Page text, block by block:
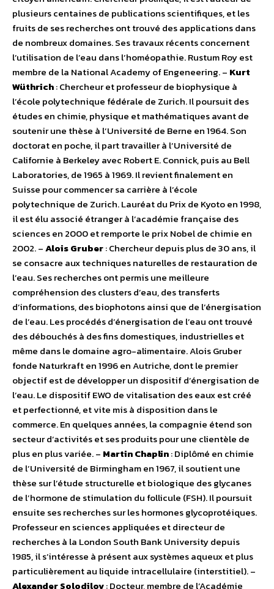
plusieurs centaines de publications scientifiques, et les
fruits de ses recherches ont trouvé des applications dans
de nombreux domaines. Ses travaux récents concernent
l’utilisation de l’eau dans l’homéopathie. Rustum Roy est
membre de la National Academy of Engeneering. – Kurt
Wüthrich: Chercheur et professeur de biophysique à
l’école polytechnique fédérale de Zurich. Il poursuit des
études en chimie, physique et mathématiques avant de
soutenir une thèse à l’Université de Berne en 1964. Son
doctorat en poche, il part travailler à l’Université de
Californie à Berkeley avec Robert E. Connick, puis au Bell
Laboratories, de 1965 à 1969. Il revient finalement en
Suisse pour commencer sa carrière à l’école
polytechnique de Zurich. Lauréat du Prix de Kyoto en 1998,
il est élu associé étranger à l’académie française des
sciences en 2000 et remporte le prix Nobel de chimie en
2002. –Alois Gruber: Chercheur depuis plus de 30 ans, il
se consacre aux techniques naturelles de restauration de
l’eau. Ses recherches ont permis une meilleure
compréhension des clusters d’eau, des transferts
d’informations, des biophotons ainsi que de l’énergisation
de l’eau. Les procédés d’énergisation de l’eau ont trouvé
des débouchés à des fins domestiques, industrielles et
même dans le domaine agro-alimentaire. Alois Gruber
fonde Naturkraft en 1996 en Autriche, dont le premier
objectif est de développer un dispositif d’énergisation de
l’eau. Le dispositif EWO de vitalisation des eaux est créé
et perfectionné, et vite mis à disposition dans le
commerce. En quelques années, la compagnie étend son
secteur d’activités et ses produits pour une clientèle de
plus en plus variée. – Martin Chaplin: Diplômé en chimie
de l’Université de Birmingham en 1967, il soutient une
thèse sur l’étude structurelle et biologique des glycanes
de l’hormone de stimulation du follicule (FSH). Il poursuit
ensuite ses recherches sur les hormones glycoprotéiques.
Professeur en sciences appliquées et directeur de
recherches à la London South Bank University depuis
1985, il s’intéresse à présent aux systèmes aqueux et plus
particulièrement au liquide intracellulaire (interstitiel). –
Alexander Solodilov: Docteur, membre de l’Académie